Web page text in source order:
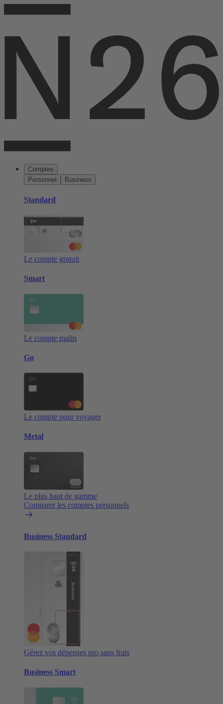
Comptes
Personnel
Business
Standard
Le compte gratuit
Smart
Le compte malin
Go
Le compte pour voyager
Metal
Le plus haut de gamme
Comparer les comptes personnels
Business Standard
Gérez vos dépenses pro sans frais
Business Smart